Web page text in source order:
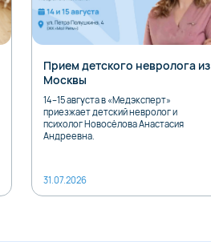
Прием детского невролога из
Москвы
14–15 августа в «Медэксперт»
приезжает детский невролог и
психолог Новосёлова Анастасия
Андреевна.
31.07.2026